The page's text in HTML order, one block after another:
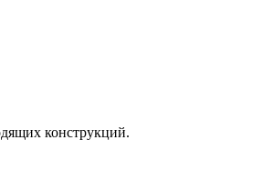
конструкций.